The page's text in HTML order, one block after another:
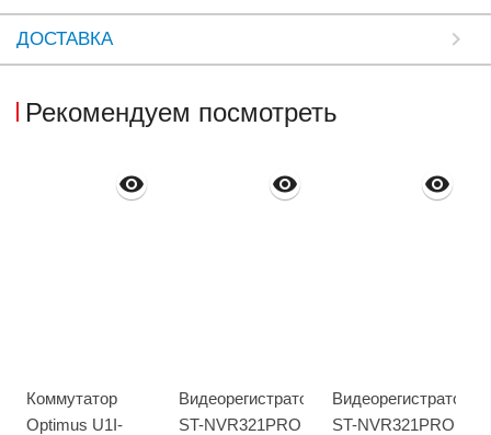
ДОСТАВКА
Рекомендуем посмотреть
Коммутатор
Optimus U1I-
Видеорегистратор
ST-NVR321PRO
Видеорегистратор
ST-NVR321PRO